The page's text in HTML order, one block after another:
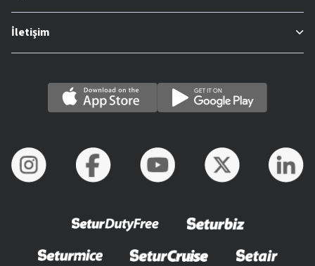
İletişim